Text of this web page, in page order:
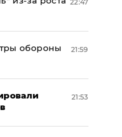
22:47
обороны
21:59
21:53